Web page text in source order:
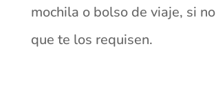
mochila o bolso de viaje, si
que te los requisen.